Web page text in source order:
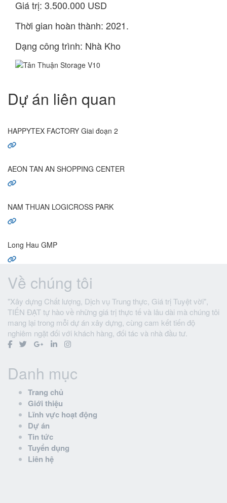
Giá trị: 3.500.000 USD
Thời gian hoàn thành: 2021.
Dạng công trình: Nhà Kho
Dự án liên quan
HAPPYTEX FACTORY Giai đoạn 2
AEON TAN AN SHOPPING CENTER
NAM THUAN LOGICROSS PARK
Long Hau GMP
Về chúng tôi
"Xây dựng Chất lượng, Dịch vụ Trung thực, Giá trị Tuyệt vời",
TIẾN ĐẠT tự hào về những giá trị thực tế và lâu dài mà chúng tôi
mang lại trong mỗi dự án xây dựng, cùng cam kết tiến độ
nghiêm ngặt đối với khách hàng, đối tác và nhà đầu tư.
Danh mục
Trang chủ
Giới thiệu
Lĩnh vực hoạt động
Dự án
Tin tức
Tuyển dụng
Liên hệ